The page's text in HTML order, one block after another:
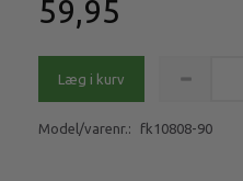
59,95
Læg i kurv
Model/varenr.: fk10808-90